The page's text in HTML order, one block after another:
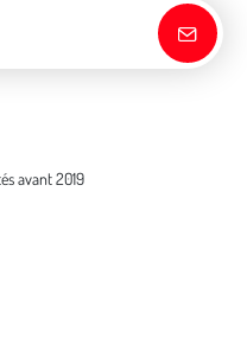
avant 2019